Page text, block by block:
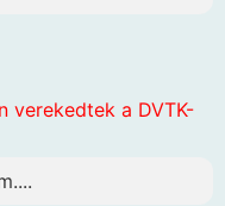
verekedtek a DVTK-